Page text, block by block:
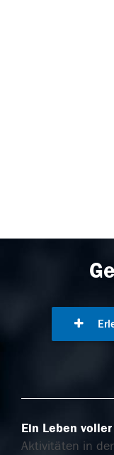
Ein Leben
Aktivitäten in